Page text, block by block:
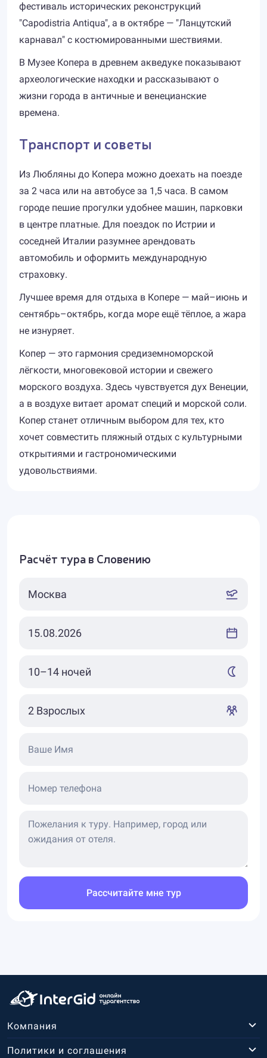
фестиваль исторических реконструкций
"Capodistria Antiqua", а в октябре — "Ланцутский
карнавал" с костюмированными шествиями.
В Музее Копера в древнем акведуке показывают
археологические находки и рассказывают о
жизни города в античные и венецианские
времена.
Транспорт и советы
Из Любляны до Копера можно доехать на поезде
за 2 часа или на автобусе за 1,5 часа. В самом
городе пешие прогулки удобнее машин, парковки
в центре платные. Для поездок по Истрии и
соседней Италии разумнее арендовать
автомобиль и оформить международную
страховку.
Лучшее время для отдыха в Копере — май–июнь и
сентябрь–октябрь, когда море ещё тёплое, а жара
не изнуряет.
Копер — это гармония средиземноморской
лёгкости, многовековой истории и свежего
морского воздуха. Здесь чувствуется дух Венеции,
а в воздухе витает аромат специй и морской соли.
Копер станет отличным выбором для тех, кто
хочет совместить пляжный отдых с культурными
открытиями и гастрономическими
удовольствиями.
Расчёт тура в Словению
Ваше Имя
Номер телефона
Рассчитайте мне тур
Компания
Политики и соглашения